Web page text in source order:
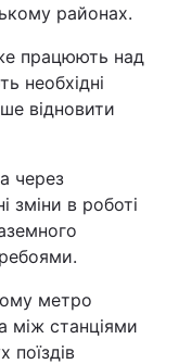
районах.
працюють над
необхідні
відновити
через
зміни в роботі
метро
між станціями
поїздів